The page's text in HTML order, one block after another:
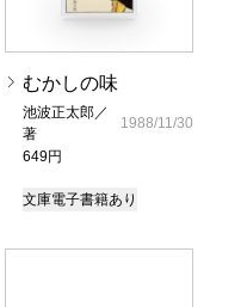
むかしの味
池波正太郎／
著
649円
1988/11/30
文庫電子書籍あり